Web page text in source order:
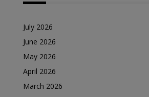
July 2026
June 2026
May 2026
April 2026
March 2026